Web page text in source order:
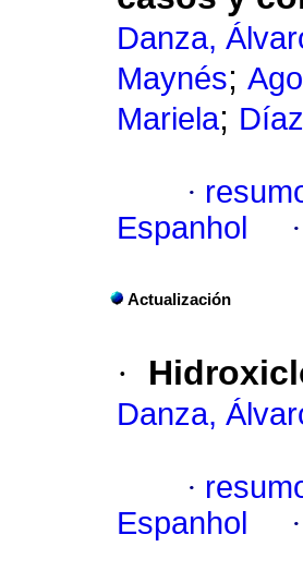
Danza,
Maynés;
Mariela;
·
Espanhol
·
Actualización
·
Danza,
·
Espanhol
·